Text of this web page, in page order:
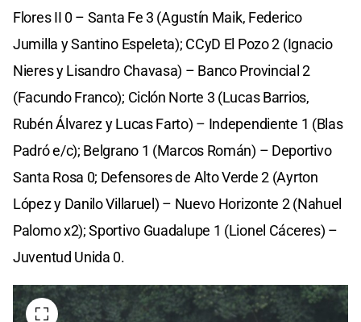
Flores II 0 – Santa Fe 3 (Agustín Maik, Federico
Jumilla y Santino Espeleta); CCyD El Pozo 2 (Ignacio
Nieres y Lisandro Chavasa) – Banco Provincial 2
(Facundo Franco); Ciclón Norte 3 (Lucas Barrios,
Rubén Álvarez y Lucas Farto) – Independiente 1 (Blas
Padró e/c); Belgrano 1 (Marcos Román) – Deportivo
Santa Rosa 0; Defensores de Alto Verde 2 (Ayrton
López y Danilo Villaruel) – Nuevo Horizonte 2 (Nahuel
Palomo x2); Sportivo Guadalupe 1 (Lionel Cáceres) –
Juventud Unida 0.